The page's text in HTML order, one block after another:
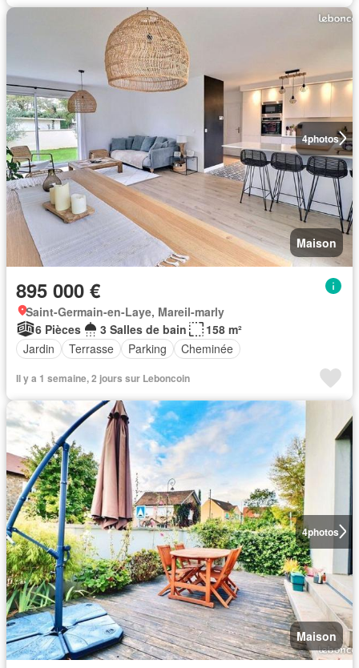
4photos
Maison
895 000 €
Saint-Germain-en-Laye, Mareil-marly
6 Pièces
3 Salles de bain
158 m²
Jardin
Terrasse Parking Cheminée
Il y a 1 semaine, 2 jours sur Leboncoin
4photos
Maison